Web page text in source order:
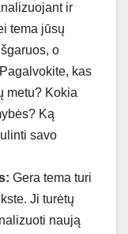
ir
tema jūsų
o
kas
metu? Kokia
Ką
savo
Gera tema turi
Ji turėtų
naują